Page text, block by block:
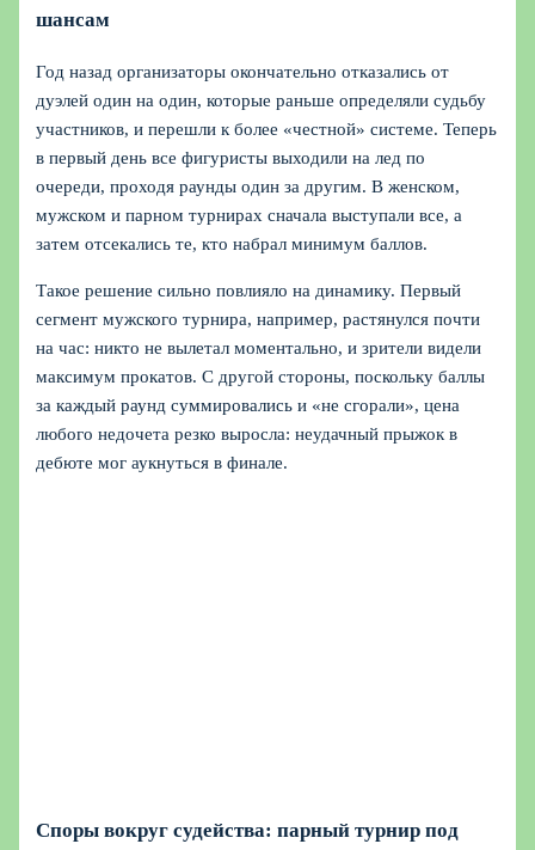
шансам
Год назад организаторы окончательно отказались от
дуэлей один на один, которые раньше определяли судьбу
участников, и перешли к более «честной» системе. Теперь
в первый день все фигуристы выходили на лед по
очереди, проходя раунды один за другим. В женском,
мужском и парном турнирах сначала выступали все, а
затем отсекались те, кто набрал минимум баллов.
Такое решение сильно повлияло на динамику. Первый
сегмент мужского турнира, например, растянулся почти
на час: никто не вылетал моментально, и зрители видели
максимум прокатов. С другой стороны, поскольку баллы
за каждый раунд суммировались и «не сгорали», цена
любого недочета резко выросла: неудачный прыжок в
дебюте мог аукнуться в финале.
Споры вокруг судейства: парный турнир под